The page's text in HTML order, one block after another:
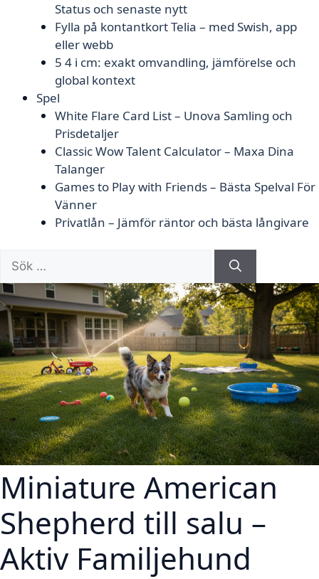
Status och senaste nytt
Fylla på kontantkort Telia – med Swish, app
eller webb
5 4 i cm: exakt omvandling, jämförelse och
global kontext
Spel
White Flare Card List – Unova Samling och
Prisdetaljer
Classic Wow Talent Calculator – Maxa Dina
Talanger
Games to Play with Friends – Bästa Spelval För
Vänner
Privatlån – Jämför räntor och bästa långivare
Sök
efter:
Miniature American
Shepherd till salu –
Aktiv Familjehund